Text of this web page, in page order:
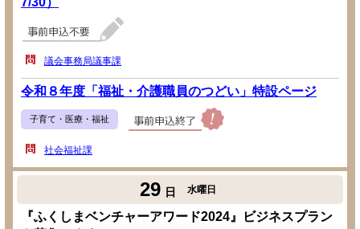
議会事務局議事課
令和８年度「福祉・介護職員のつどい」特設ページ
子育て・医療・福祉
社会福祉課
29 日 水曜日
『ふくしまベンチャーアワード2024』ビジネスプラン